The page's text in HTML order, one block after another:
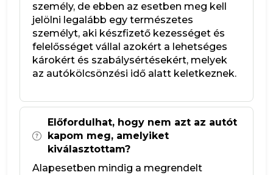
személy, de ebben az esetben meg kell
jelölni legalább egy természetes
személyt, aki készfizető kezességet és
felelősséget vállal azokért a lehetséges
károkért és szabálysértésekért, melyek
az autókölcsönzési idő alatt keletkeznek.
Előfordulhat, hogy nem azt az autót
kapom meg, amelyiket
kiválasztottam?
Alapesetben mindig a megrendelt